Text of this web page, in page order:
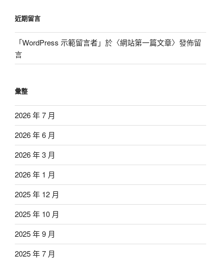
近期留言
「WordPress 示範留言者」於〈網站第一篇文章〉發佈留
言
彙整
2026 年 7 月
2026 年 6 月
2026 年 3 月
2026 年 1 月
2025 年 12 月
2025 年 10 月
2025 年 9 月
2025 年 7 月